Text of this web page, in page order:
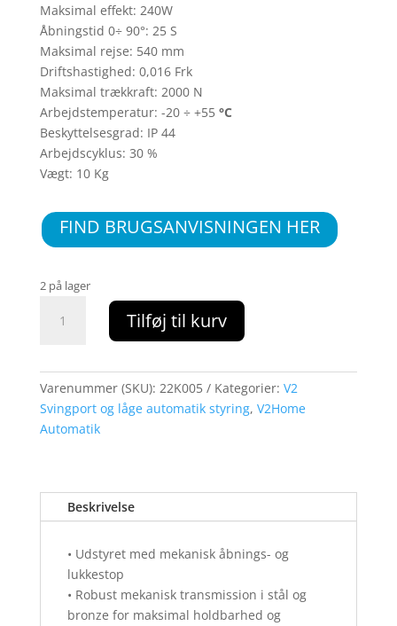
Maksimal effekt: 240W
Åbningstid 0÷ 90°: 25 S
Maksimal rejse: 540 mm
Driftshastighed: 0,016 Frk
Maksimal trækkraft: 2000 N
Arbejdstemperatur: -20 ÷ +55 °C
Beskyttelsesgrad: IP 44
Arbejdscyklus: 30 %
Vægt: 10 Kg
FIND BRUGSANVISNINGEN HER
2 på lager
STARK6230V
6
m,
750
mekanisk
åben
lukning.
Tilføj til kurv
Varenummer (SKU): 22K005 Kategorier: V2
Svingport og låge automatik styring, V2Home
Automatik
Beskrivelse
• Udstyret med mekanisk åbnings- og
lukkestop
• Robust mekanisk transmission i stål og
bronze for maksimal holdbarhed og